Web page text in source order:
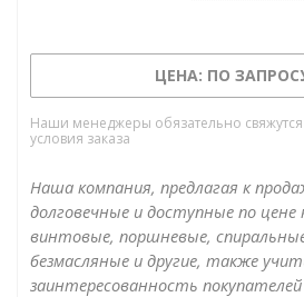
ЦЕНА: ПО
Наши менеджеры обязательно свяжутся
условия заказа
Наша компания, предлагая к
долговечные и доступные по цене
винтовые, поршневые,
безмасляные и другие, также
заинтересованность